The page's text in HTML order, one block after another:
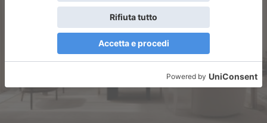
Torino, la città che si rinnova
dall’interno: l’abitare è
espressione di uno stile di vita